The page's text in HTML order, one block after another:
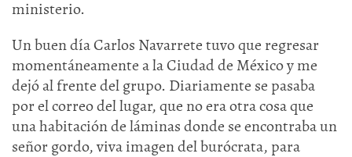
ministerio.
Un buen día Carlos Navarrete tuvo que regresar
momentáneamente a la Ciudad de México y me
dejó al frente del grupo. Diariamente se pasaba
por el correo del lugar, que no era otra cosa que
una habitación de láminas donde se encontraba un
señor gordo, viva imagen del burócrata, para